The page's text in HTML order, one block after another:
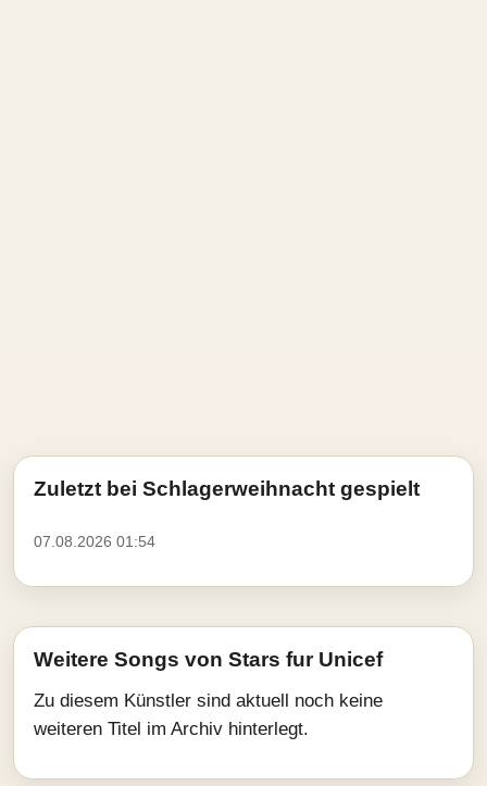
Zuletzt bei Schlagerweihnacht gespielt
07.08.2026 01:54
Weitere Songs von Stars fur Unicef
Zu diesem Künstler sind aktuell noch keine
weiteren Titel im Archiv hinterlegt.